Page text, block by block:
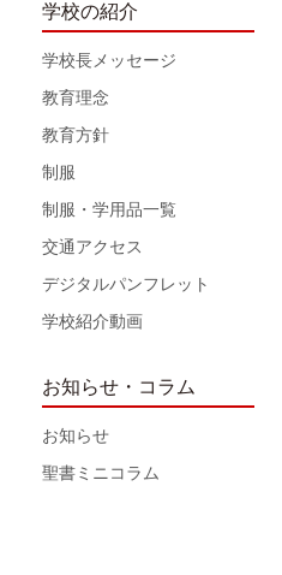
学校の紹介
学校長メッセージ
教育理念
教育方針
制服
制服・学用品一覧
交通アクセス
デジタルパンフレット
学校紹介動画
お知らせ・コラム
お知らせ
聖書ミニコラム